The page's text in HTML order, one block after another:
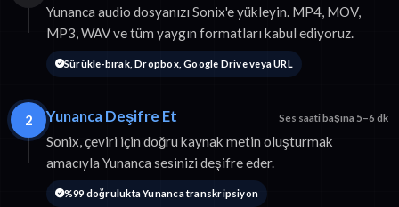
Yunanca audio dosyanızı Sonix'e yükleyin. MP4, MOV,
MP3, WAV ve tüm yaygın formatları kabul ediyoruz.
Sürükle-bırak, Dropbox, Google Drive veya URL
2 Yunanca Deşifre Et Ses saati başına 5–6 dk
Sonix, çeviri için doğru kaynak metin oluşturmak
amacıyla Yunanca sesinizi deşifre eder.
%99 doğrulukta Yunanca transkripsiyon